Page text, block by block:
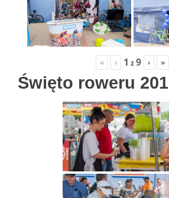
« ‹ 1 z9 › »
Święto roweru